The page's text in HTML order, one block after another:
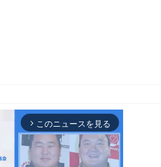
arrow_forward_ios このニュースを見る